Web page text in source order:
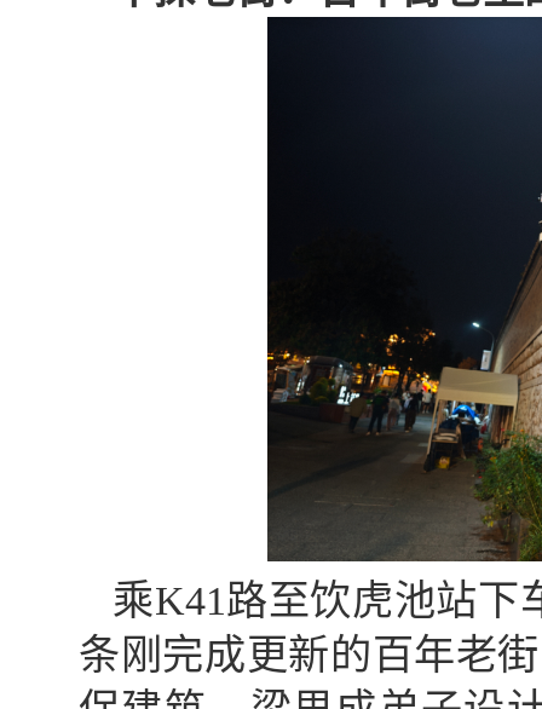
乘K41路至饮虎池站下
条刚完成更新的百年老